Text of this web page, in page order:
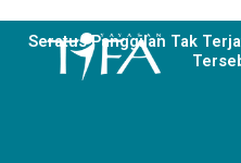
Seratus Panggilan Tak